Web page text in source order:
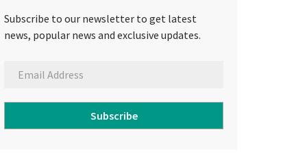
Subscribe to our newsletter to get latest
news, popular news and exclusive updates.
Subscribe